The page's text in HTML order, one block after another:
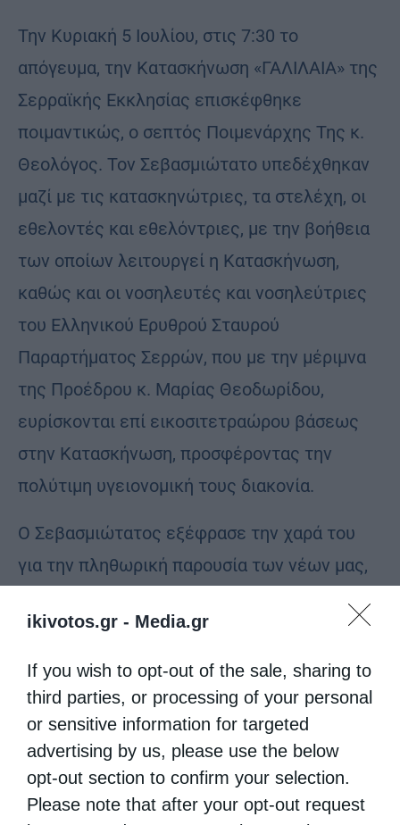
ikivotos.gr - Media.gr
If you wish to opt-out of the sale, sharing to
third parties, or processing of your personal
or sensitive information for targeted
advertising by us, please use the below
opt-out section to confirm your selection.
Please note that after your opt-out request
Την Κυριακή 5 Ιουλίου, στις 7:30 το
απόγευμα, την Κατασκήνωση «ΓΑΛΙΛΑΙΑ» της
Σερραϊκής Εκκλησίας επισκέφθηκε
ποιμαντικώς, ο σεπτός Ποιμενάρχης Της κ.
Θεολόγος. Τον Σεβασμιώτατο υπεδέχθηκαν
μαζί με τις κατασκηνώτριες, τα στελέχη, οι
εθελοντές και εθελόντριες, με την βοήθεια
των οποίων λειτουργεί η Κατασκήνωση,
καθώς και οι νοσηλευτές και νοσηλεύτριες
του Ελληνικού Ερυθρού Σταυρού
Παραρτήματος Σερρών, που με την μέριμνα
της Προέδρου κ. Μαρίας Θεοδωρίδου,
ευρίσκονται επί εικοσιτετραώρου βάσεως
στην Κατασκήνωση, προσφέροντας την
πολύτιμη υγειονομική τους διακονία.
Ο Σεβασμιώτατος εξέφρασε την χαρά του
για την πληθωρική παρουσία των νέων μας,
της Εκκλησίας, προτρέποντάς τους να
χαρούν την αναστροφή των ημερών και όσα
πνευματικά και ωφέλιμα προσφέρει η ζωή
της κατασκηνώσεως.
Στην συνέχεια, αναπτύχθηκε μία
εποικοδομητική συζήτηση, σε κλίμα